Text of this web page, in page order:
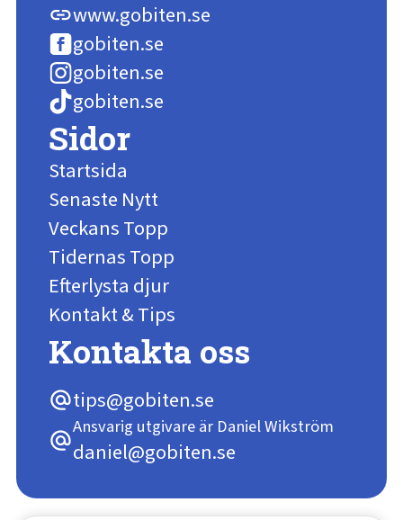
linkwww.gobiten.se
gobiten.se
gobiten.se
gobiten.se
Sidor
Startsida
Senaste Nytt
Veckans Topp
Tidernas Topp
Efterlysta djur
Kontakt & Tips
Kontakta oss
alternate_emailtips@gobiten.se
alternate_email
Ansvarig utgivare är Daniel Wikström
daniel@gobiten.se